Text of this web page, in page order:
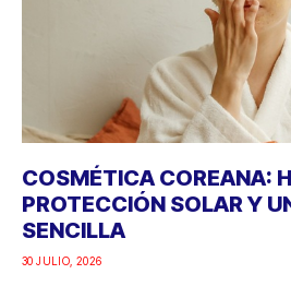
COSMÉTICA COREANA:
PROTECCIÓN SOLAR Y
SENCILLA
30 JULIO, 2026